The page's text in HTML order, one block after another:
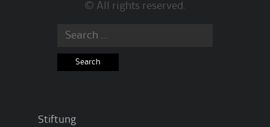
© All rights reserved.
Search
Stiftung